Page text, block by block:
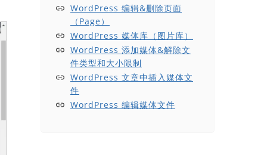
WordPress 编辑&删除页面
（Page）
WordPress 媒体库（图片库）
WordPress 添加媒体&解除文
件类型和大小限制
WordPress 文章中插入媒体文
件
WordPress 编辑媒体文件